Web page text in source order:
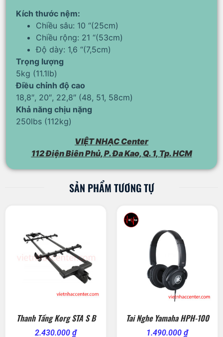
Kích thước nệm:
Chiều sâu: 10 “(25cm)
Chiều rộng: 21 “(53cm)
Độ dày: 1,6 “(7,5cm)
Trọng lượng
5kg (11.1lb)
Điều chỉnh độ cao
18,8″, 20″, 22,8″ (48, 51, 58cm)
Khả năng chịu nặng
250lbs (112kg)
VIỆT NHẠC Center
112 Điện Biên Phủ, P. Đa Kao, Q. 1, Tp. HCM
SẢN PHẨM TƯƠNG TỰ
Thanh Tầng Korg STA S B
2.430.000 ₫
Tai Nghe Yamaha HPH-100
1.490.000 ₫